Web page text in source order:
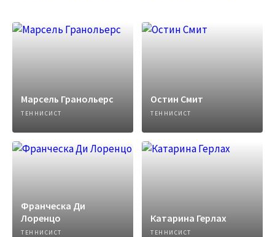
Марсель Гранольерс
ТЕННИСИСТ
Остин Смит
ТЕННИСИСТ
Франческа Ди
Лоренцо
ТЕННИСИСТ
Катарина Герлах
ТЕННИСИСТ